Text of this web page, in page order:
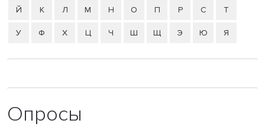
Й К Л М Н О П Р С Т
У Ф Х Ц Ч Ш Щ Э Ю Я
Опросы